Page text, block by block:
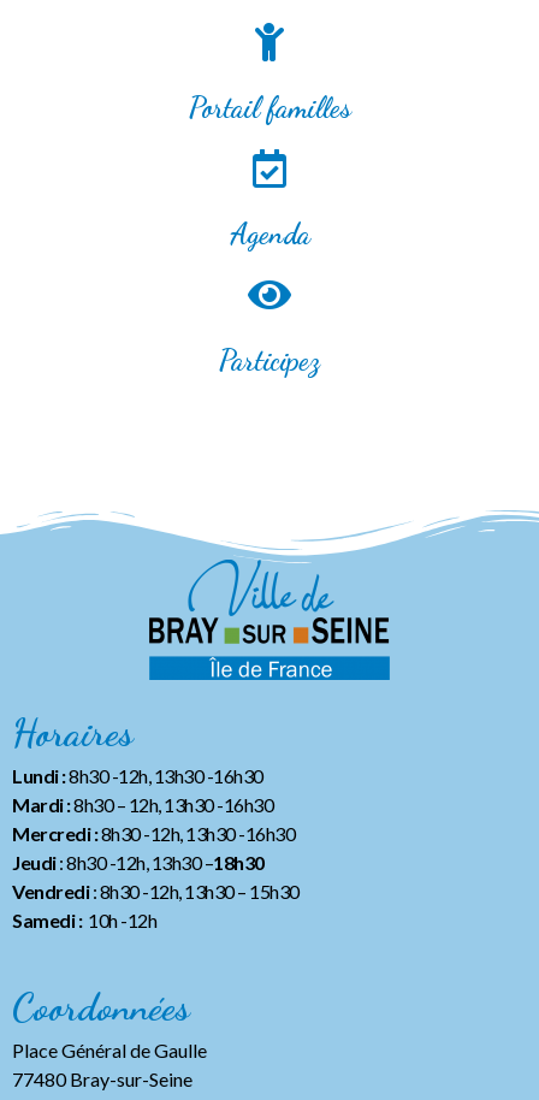
Portail familles
Agenda
Participez
Horaires
Lundi :8h30 -12h, 13h30 -16h30
Mardi :8h30 – 12h, 13h30 -16h30
Mercredi :8h30 -12h, 13h30 -16h30
Jeudi: 8h30 -12h, 13h30 –18h30
Vendredi: 8h30 -12h, 13h30– 15h30
Samedi :10h -12h
Coordonnées
Place Général de Gaulle
77480 Bray-sur-Seine